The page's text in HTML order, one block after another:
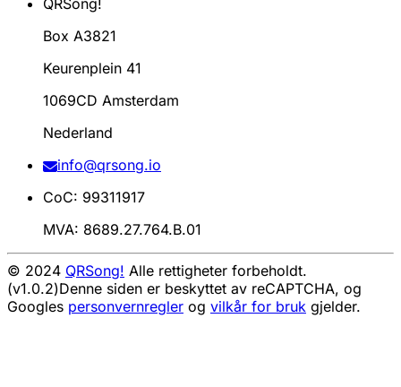
QRSong!
Box A3821
Keurenplein 41
1069CD Amsterdam
Nederland
info@qrsong.io
CoC: 99311917
MVA: 8689.27.764.B.01
© 2024 QRSong! Alle rettigheter forbeholdt.
(v1.0.2)Denne siden er beskyttet av reCAPTCHA, og
Googles personvernregler og vilkår for bruk gjelder.